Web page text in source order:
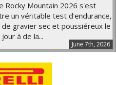
June 7th, 2026
Rocky Mountain 2026 s'est
un véritable test d'endurance,
gravier sec et poussiéreux le
à de la...